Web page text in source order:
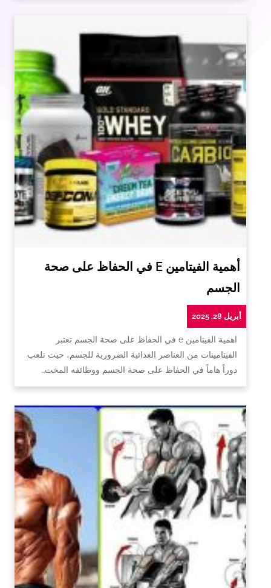
أهمية الفيتامين E في الحفاظ على صحة
الجسم
أبريل 28, 2025
اهمية الفيتامين e في الحفاظ على صحة الجسم تعتبر
الفيتامينات من العناصر الغذائية الضرورية للجسم، حيث تلعب
دوراً هاماً في الحفاظ على صحة الجسم ووظائفه المخت…